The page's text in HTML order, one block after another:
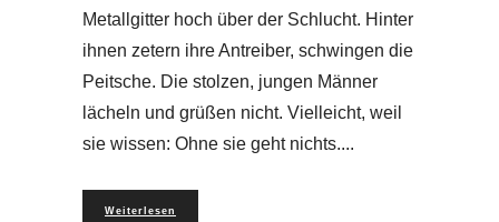
Metallgitter hoch über der Schlucht. Hinter
ihnen zetern ihre Antreiber, schwingen die
Peitsche. Die stolzen, jungen Männer
lächeln und grüßen nicht. Vielleicht, weil
sie wissen: Ohne sie geht nichts.
Weiterlesen